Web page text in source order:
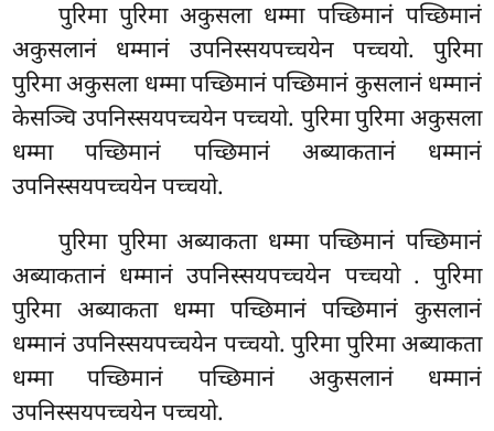
पुरिमा पुरिमा अकुसला धम्मा पच्छिमानं पच्छिमानं
अकुसलानं धम्मानं उपनिस्सयपच्चयेन पच्चयो. पुरिमा
पुरिमा अकुसला धम्मा पच्छिमानं पच्छिमानं कुसलानं धम्मानं
केसञ्चि उपनिस्सयपच्चयेन पच्चयो. पुरिमा पुरिमा अकुसला
धम्मा पच्छिमानं पच्छिमानं अब्याकतानं धम्मानं
उपनिस्सयपच्चयेन पच्चयो.
पुरिमा पुरिमा अब्याकता धम्मा पच्छिमानं पच्छिमानं
अब्याकतानं धम्मानं उपनिस्सयपच्चयेन पच्चयो . पुरिमा
पुरिमा अब्याकता धम्मा पच्छिमानं पच्छिमानं कुसलानं
धम्मानं उपनिस्सयपच्चयेन पच्चयो. पुरिमा पुरिमा अब्याकता
धम्मा पच्छिमानं पच्छिमानं अकुसलानं धम्मानं
उपनिस्सयपच्चयेन पच्चयो.